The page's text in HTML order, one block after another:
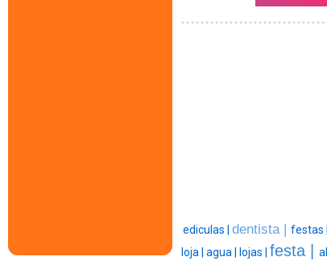
ediculas | dentista | festas |
loja | agua | lojas | festa |